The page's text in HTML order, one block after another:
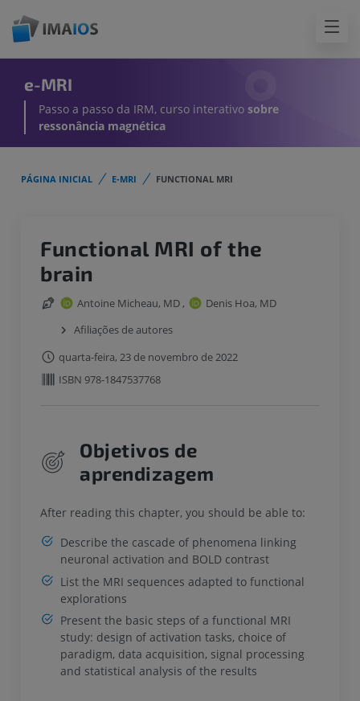
e-MRI
Passo a passo da IRM, curso interativo sobre
ressonância magnética
PÁGINA INICIAL E-MRI FUNCTIONAL MRI
Functional MRI of the
brain
Antoine Micheau, MD ,
Denis Hoa, MD
Afiliações de autores
quarta-feira, 23 de novembro de 2022
ISBN 978-1847537768
Objetivos de
aprendizagem
After reading this chapter, you should be able to:
Describe the cascade of phenomena linking
neuronal activation and BOLD contrast
List the MRI sequences adapted to functional
explorations
Present the basic steps of a functional MRI
study: design of activation tasks, choice of
paradigm, data acquisition, signal processing
and statistical analysis of the results